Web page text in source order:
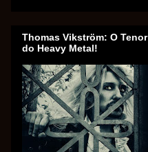
Thomas Vikström: O Tenor
do Heavy Metal!